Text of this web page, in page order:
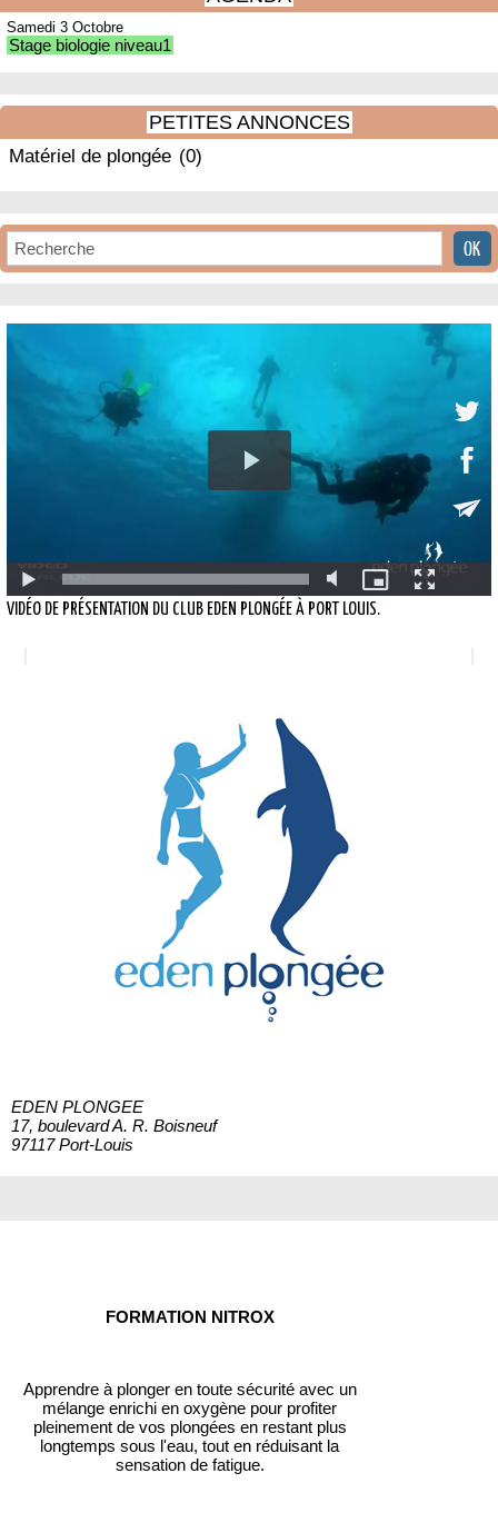
Samedi 3 Octobre
Stage biologie niveau1
PETITES ANNONCES
Matériel de plongée (0)
VIDÉO DE PRÉSENTATION DU CLUB EDEN PLONGÉE À PORT LOUIS.
EDEN PLONGEE
17, boulevard A. R. Boisneuf
97117 Port-Louis
FORMATION NITROX
Apprendre à plonger en toute sécurité avec un
mélange enrichi en oxygène pour profiter
pleinement de vos plongées en restant plus
longtemps sous l'eau, tout en réduisant la
sensation de fatigue.